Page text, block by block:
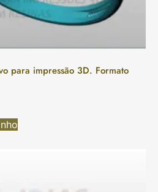
para impressão 3D. Formato